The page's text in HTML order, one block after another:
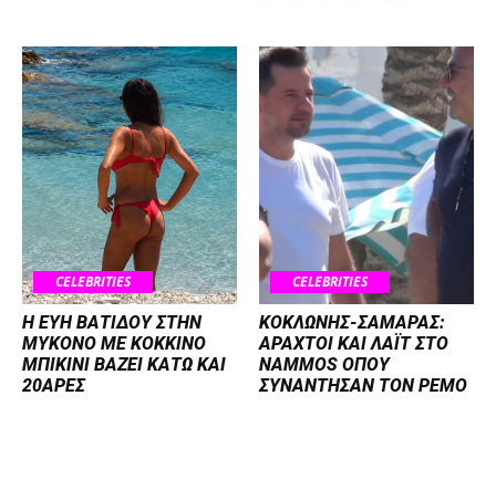
CELEBRITIES
Η ΕΥΗ ΒΑΤΙΔΟΥ ΣΤΗΝ
ΜΥΚΟΝΟ ΜΕ ΚΟΚΚΙΝΟ
ΜΠΙΚΙΝΙ ΒΑΖΕΙ ΚΑΤΩ ΚΑΙ
20ΑΡΕΣ
CELEBRITIES
ΚΟΚΛΩΝΗΣ-ΣΑΜΑΡΑΣ:
ΑΡΑΧΤΟΙ ΚΑΙ ΛΑΪΤ ΣΤΟ
NAMMOS ΟΠΟΥ
ΣΥΝΑΝΤΗΣΑΝ ΤΟΝ ΡΕΜΟ